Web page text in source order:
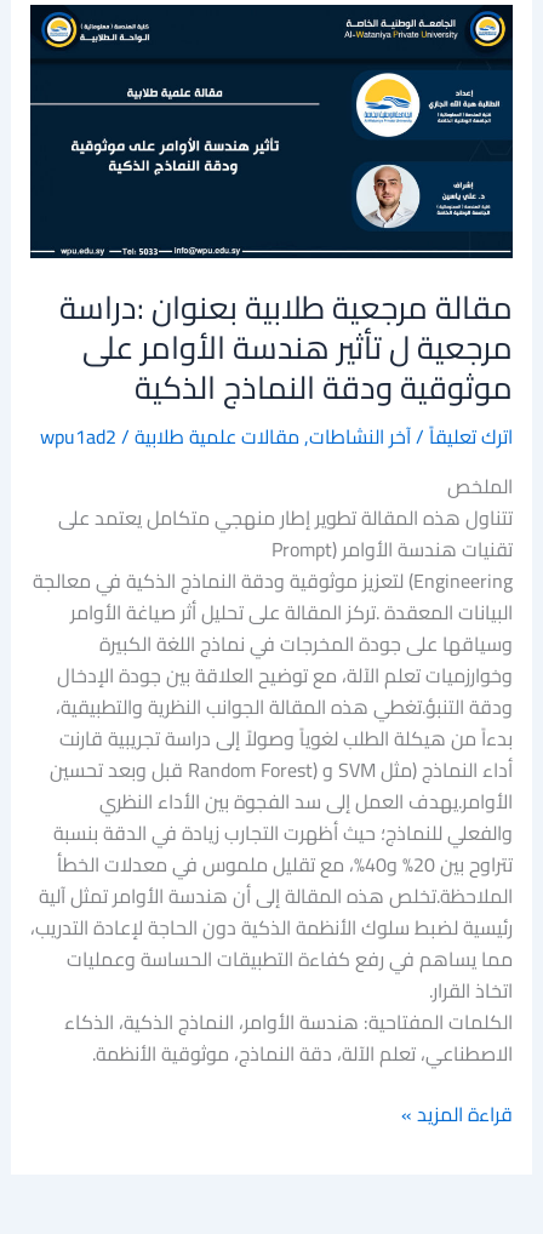
مقالة مرجعية طلابية بعنوان :دراسة
مرجعية ل تأثير هندسة الأوامر على
موثوقية ودقة النماذج الذكية
اترك تعليقاً/آخر النشاطات,مقالات علمية طلابية/
wpu1ad2
الملخص
تتناول هذه المقالة تطوير إطار منهجي متكامل يعتمد على
تقنيات هندسة الأوامر (Prompt
Engineering) لتعزيز موثوقية ودقة النماذج الذكية في معالجة
البيانات المعقدة .تركز المقالة على تحليل أثر صياغة الأوامر
وسياقها على جودة المخرجات في نماذج اللغة الكبيرة
وخوارزميات تعلم الآلة، مع توضيح العلاقة بين جودة الإدخال
ودقة التنبؤ.تغطي هذه المقالة الجوانب النظرية والتطبيقية،
بدءاً من هيكلة الطلب لغوياً وصولاً إلى دراسة تجريبية قارنت
أداء النماذج (مثل SVM و (Random Forest قبل وبعد تحسين
الأوامر.يهدف العمل إلى سد الفجوة بين الأداء النظري
والفعلي للنماذج؛ حيث أظهرت التجارب زيادة في الدقة بنسبة
تتراوح بين 20% و40%، مع تقليل ملموس في معدلات الخطأ
الملاحظة.تخلص هذه المقالة إلى أن هندسة الأوامر تمثل آلية
رئيسية لضبط سلوك الأنظمة الذكية دون الحاجة لإعادة التدريب،
مما يساهم في رفع كفاءة التطبيقات الحساسة وعمليات
اتخاذ القرار.
الكلمات المفتاحية: هندسة الأوامر، النماذج الذكية، الذكاء
الاصطناعي، تعلم الآلة، دقة النماذج، موثوقية الأنظمة.
مقالة
مرجعية
طلابية
بعنوان
:دراسة
مرجعية
تأثير
الأوامر
على
موثوقية
ودقة
النماذج
الذكية
قراءة المزيد »